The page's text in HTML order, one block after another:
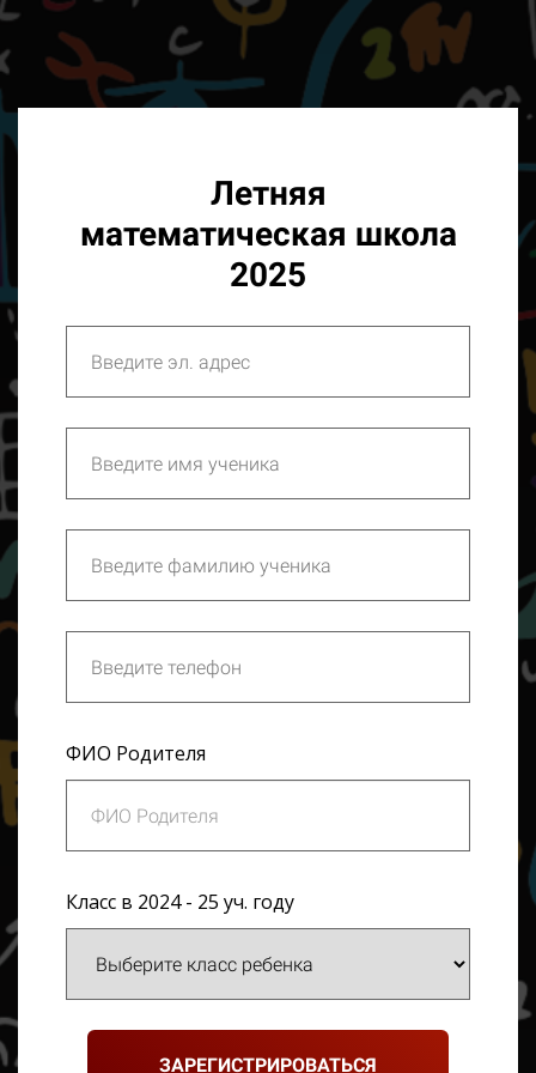
Летняя
математическая школа
2025
ФИО Родителя
Класс в 2024 - 25 уч. году
ЗАРЕГИСТРИРОВАТЬСЯ